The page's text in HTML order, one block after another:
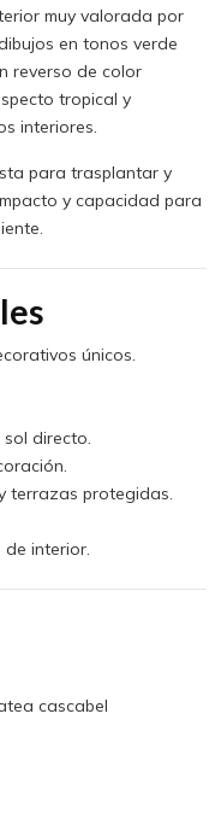
muy valorada por
en tonos verde
reverso de color
tropical y
interiores.
para trasplantar y
y capacidad para
únicos.
directo.
terrazas protegidas.
interior.
cascabel